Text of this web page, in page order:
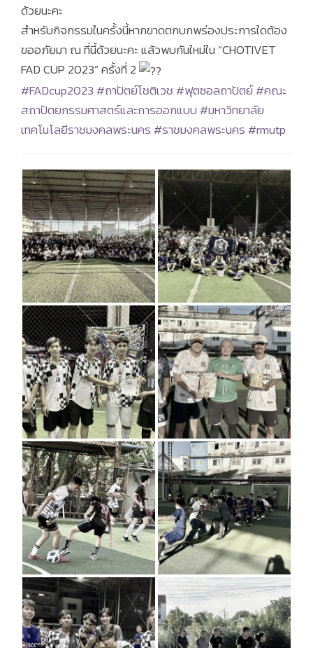
ด้วยนะคะ
สำหรับกิจกรรมในครั้งนี้หากขาดตกบกพร่องประการใดต้อง
ขออภัยมา ณ ที่นี้ด้วยนะคะ แล้วพบกันใหม่ใน “CHOTIVET
FAD CUP 2023“ ครั้งที่ 2
#FADcup2023#ถาปัตย์โชติเวช#ฟุตซอลถาปัตย์#คณะ
สถาปัตยกรรมศาสตร์และการออกแบบ#มหาวิทยาลัย
เทคโนโลยีราชมงคลพระนคร#ราชมงคลพระนคร#rmutp